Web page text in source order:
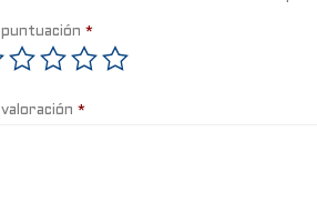
puntuación *
valoración *